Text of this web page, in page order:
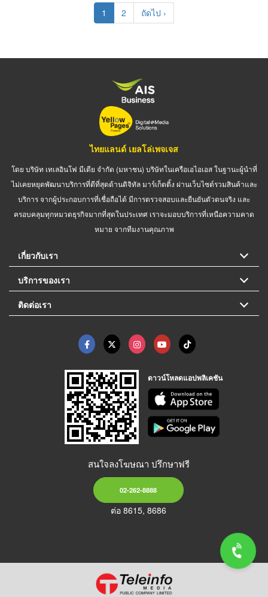
Current
page
1 Page
2
Next
page
ถัดไป ›
ไทยแลนด์ เยลโล่เพจเจส
โดย บริษัท เทเลอินโฟ มีเดีย จำกัด (มหาชน) บริษัทในเครือเอไอเอส ในฐานะผู้นำที่
ไม่เคยหยุดพัฒนาบริการที่ดีที่สุดด้านดิจิทัล มาร์เก็ตติ้ง ผ่านเว็บไซต์รวมสินค้าและ
บริการ จากผู้ประกอบการที่เชื่อถือได้ มีการตรวจสอบและยืนยันตัวตนจริง และ
ครอบคลุมทุกหมวดธุรกิจมากที่สุดในประเทศ เราจะมอบบริการที่เหนือความคาด
หมาย จากทีมงานคุณภาพ
เกี่ยวกับเรา
บริการของเรา
ติดต่อเรา
ดาวน์โหลดแอปพลิเคชัน
สนใจลงโฆษณา ปรึกษาฟรี
02-262-8888
ต่อ 8615, 8686